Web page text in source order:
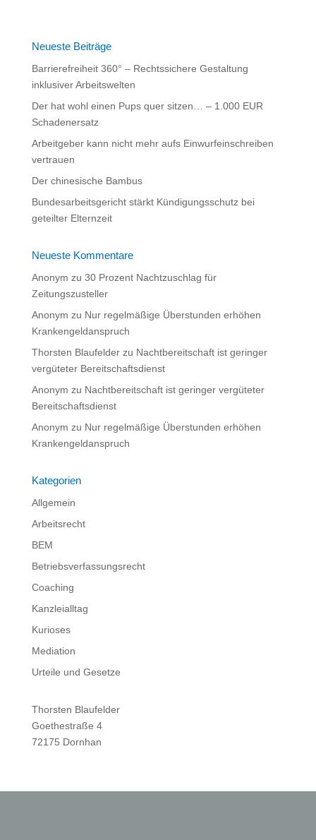
n
v
e
:
Neueste Beiträge
Barrierefreiheit 360° – Rechtssichere Gestaltung
inklusiver Arbeitswelten
Der hat wohl einen Pups quer sitzen… – 1.000 EUR
Schadenersatz
Arbeitgeber kann nicht mehr aufs Einwurfeinschreiben
vertrauen
Der chinesische Bambus
Bundesarbeitsgericht stärkt Kündigungsschutz bei
geteilter Elternzeit
Neueste Kommentare
Anonym zu 30 Prozent Nachtzuschlag für
Zeitungszusteller
Anonym zu Nur regelmäßige Überstunden erhöhen
Krankengeldanspruch
Thorsten Blaufelderzu Nachtbereitschaft ist geringer
vergüteter Bereitschaftsdienst
Anonym zu Nachtbereitschaft ist geringer vergüteter
Bereitschaftsdienst
Anonym zu Nur regelmäßige Überstunden erhöhen
Krankengeldanspruch
Kategorien
Allgemein
Arbeitsrecht
BEM
Betriebsverfassungsrecht
Coaching
Kanzleialltag
Kurioses
Mediation
Urteile und Gesetze
Thorsten Blaufelder
Goethestraße 4
72175 Dornhan